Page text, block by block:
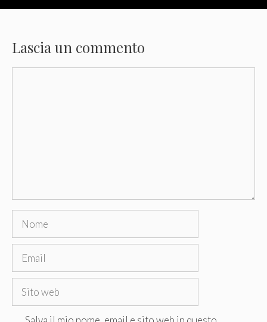
Lascia un commento
Nome
Email
Sito